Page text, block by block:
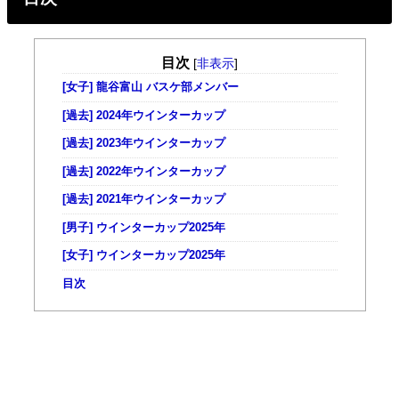
目次 [非表示]
[女子] 龍谷富山 バスケ部メンバー
[過去] 2024年ウインターカップ
[過去] 2023年ウインターカップ
[過去] 2022年ウインターカップ
[過去] 2021年ウインターカップ
[男子] ウインターカップ2025年
[女子] ウインターカップ2025年
目次